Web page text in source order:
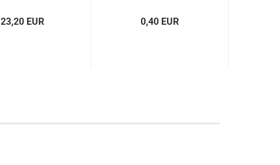
23,20 EUR 0,40 EUR